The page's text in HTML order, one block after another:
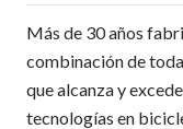
Más de 30 años
combinación de
que alcanza y
tecnologías en